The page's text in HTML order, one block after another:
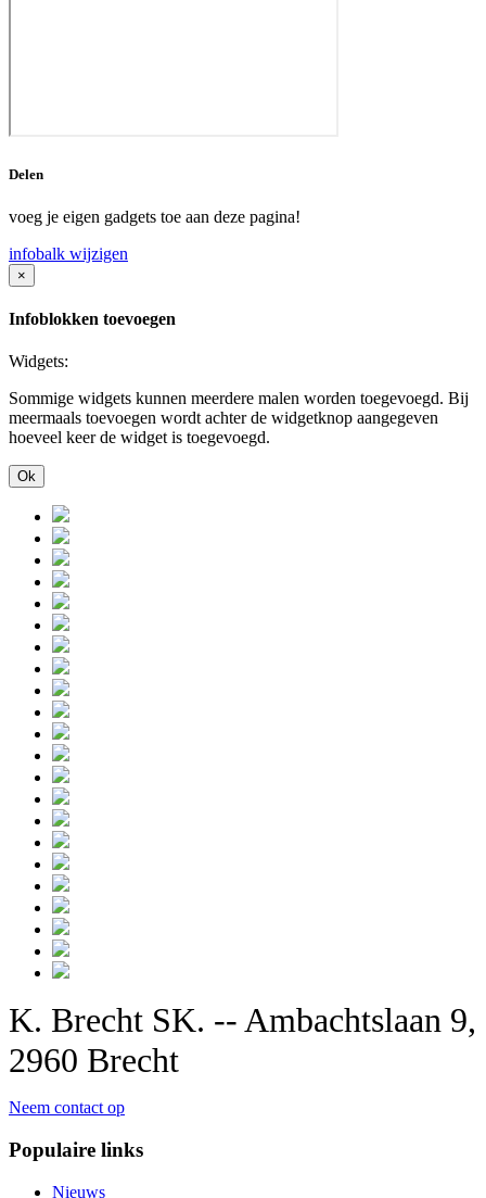
Delen
voeg je eigen gadgets toe aan deze pagina!
infobalk wijzigen
×
Infoblokken toevoegen
Widgets:
Sommige widgets kunnen meerdere malen worden toegevoegd. Bij
meermaals toevoegen wordt achter de widgetknop aangegeven
hoeveel keer de widget is toegevoegd.
Ok
K. Brecht SK. -- Ambachtslaan 9,
2960 Brecht
Neem contact op
Populaire links
Nieuws